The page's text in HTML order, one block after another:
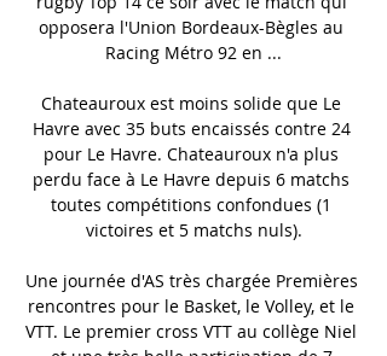
opposera l'Union Bordeaux-Bègles au
Racing Métro 92 en ...
Chateauroux est moins solide que Le
Havre avec 35 buts encaissés contre 24
pour Le Havre. Chateauroux n'a plus
perdu face à Le Havre depuis 6 matchs
toutes compétitions confondues (1
victoires et 5 matchs nuls).
Une journée d'AS très chargée Premières
rencontres pour le Basket, le Volley, et le
VTT. Le premier cross VTT au collège Niel